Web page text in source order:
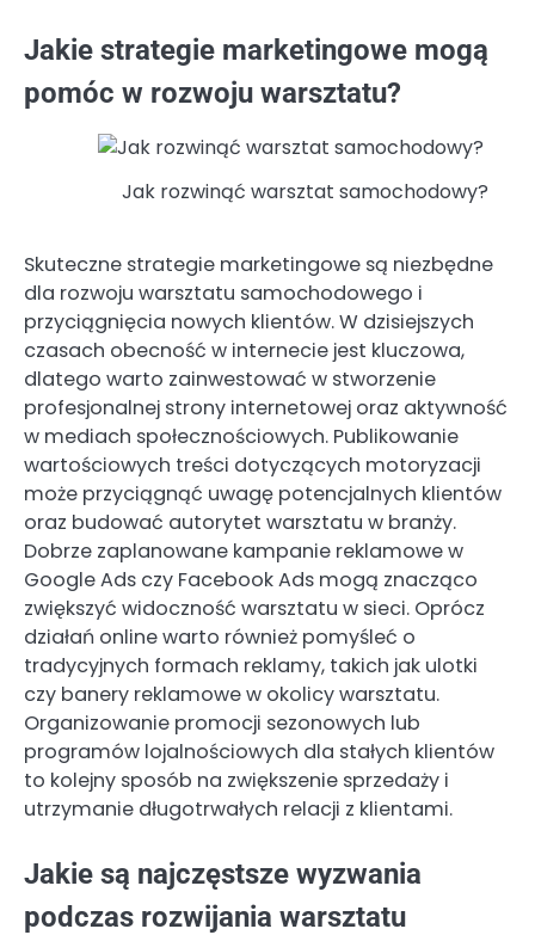
Jakie strategie marketingowe mogą
pomóc w rozwoju warsztatu?
Jak rozwinąć warsztat samochodowy?
Skuteczne strategie marketingowe są niezbędne
dla rozwoju warsztatu samochodowego i
przyciągnięcia nowych klientów. W dzisiejszych
czasach obecność w internecie jest kluczowa,
dlatego warto zainwestować w stworzenie
profesjonalnej strony internetowej oraz aktywność
w mediach społecznościowych. Publikowanie
wartościowych treści dotyczących motoryzacji
może przyciągnąć uwagę potencjalnych klientów
oraz budować autorytet warsztatu w branży.
Dobrze zaplanowane kampanie reklamowe w
Google Ads czy Facebook Ads mogą znacząco
zwiększyć widoczność warsztatu w sieci. Oprócz
działań online warto również pomyśleć o
tradycyjnych formach reklamy, takich jak ulotki
czy banery reklamowe w okolicy warsztatu.
Organizowanie promocji sezonowych lub
programów lojalnościowych dla stałych klientów
to kolejny sposób na zwiększenie sprzedaży i
utrzymanie długotrwałych relacji z klientami.
Jakie są najczęstsze wyzwania
podczas rozwijania warsztatu